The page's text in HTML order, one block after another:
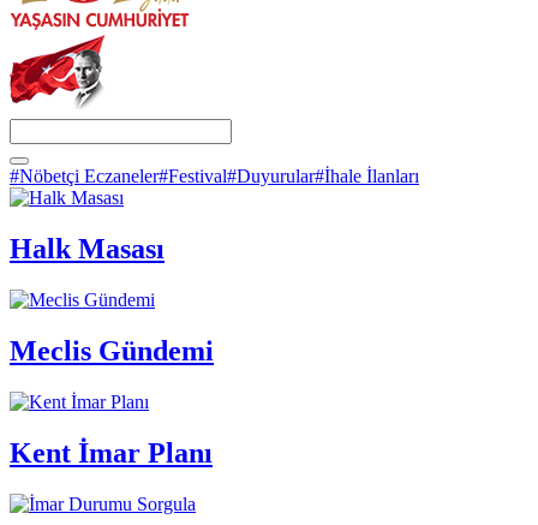
#Nöbetçi Eczaneler#Festival#Duyurular#İhale İlanları
Halk Masası
Meclis Gündemi
Kent İmar Planı